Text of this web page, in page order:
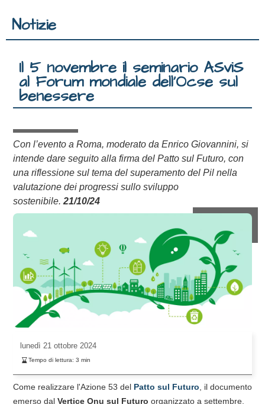
Notizie
Il 5 novembre il seminario ASviS
al Forum mondiale dell’Ocse sul
benessere
Con l’evento a Roma, moderato da Enrico Giovannini, si
intende dare seguito alla firma del Patto sul Futuro, con
una riflessione sul tema del superamento del Pil nella
valutazione dei progressi sullo sviluppo
sostenibile. 21/10/24
lunedì 21 ottobre 2024
Tempo di lettura:3 min
Come realizzare l'Azione 53 del Patto sul Futuro , il documento
emerso dal Vertice Onu sul Futuro organizzato a settembre,